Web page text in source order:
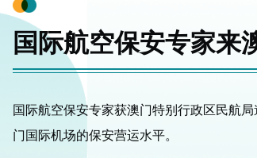
国际航空保安专家来
国际航空保安专家获澳门特别行政区民航
门国际机场的保安营运水平。